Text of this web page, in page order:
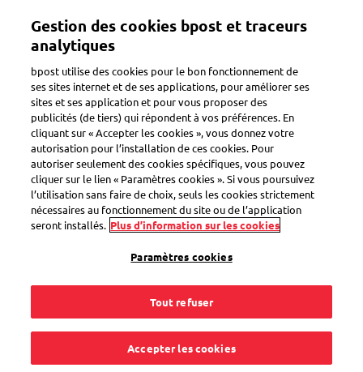
contenu
Toggle navigation
Comment ça fonctionne ?
Combien de temps
une étiquette
d'envoi reste-t-elle
valable ?
Gestion des cookies bpost et traceurs
analytiques
bpost utilise des cookies pour le bon fonctionnement de
ses sites internet et de ses applications, pour améliorer ses
sites et ses application et pour vous proposer des
publicités (de tiers) qui répondent à vos préférences. En
cliquant sur « Accepter les cookies », vous donnez votre
autorisation pour l’installation de ces cookies. Pour
autoriser seulement des cookies spécifiques, vous pouvez
cliquer sur le lien « Paramètres cookies ». Si vous poursuivez
l’utilisation sans faire de choix, seuls les cookies strictement
nécessaires au fonctionnement du site ou de l’application
seront installés. Plus d’information sur les cookies
Paramètres cookies
Tout refuser
Accepter les cookies